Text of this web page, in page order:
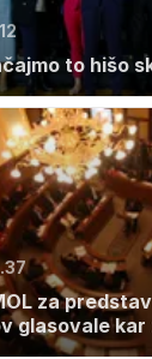
to hišo
za
glasovale kar